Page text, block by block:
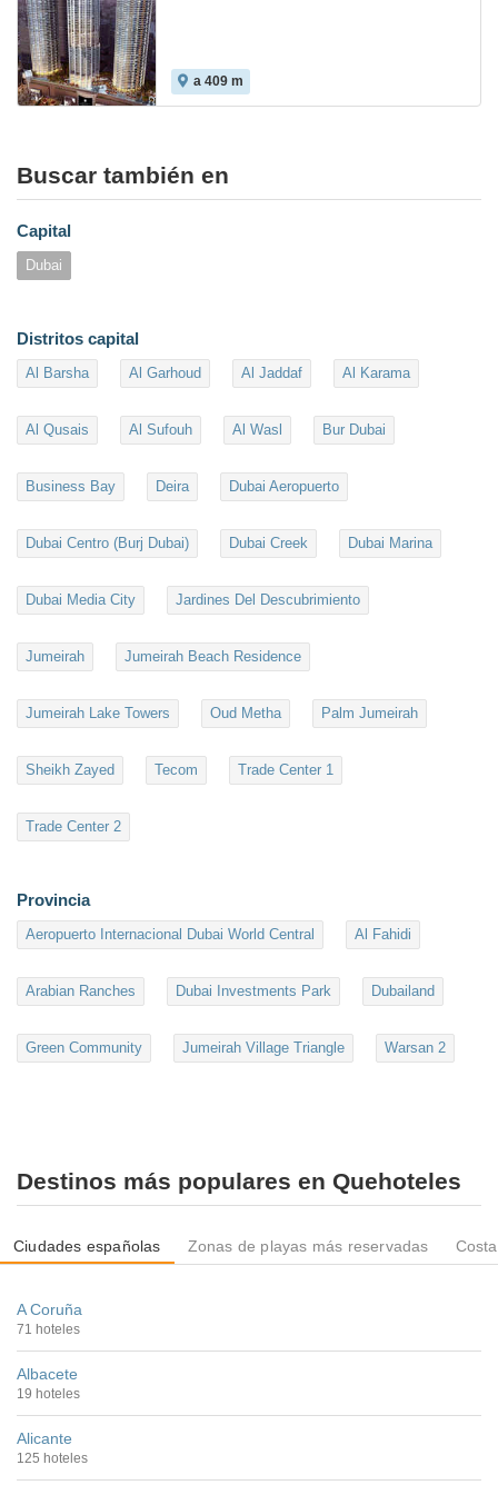
a 409 m
Buscar también en
Capital
Dubai
Distritos capital
Al Barsha Al Garhoud Al Jaddaf Al Karama
Al Qusais Al Sufouh Al Wasl Bur Dubai
Business Bay Deira Dubai Aeropuerto
Dubai Centro (Burj Dubai) Dubai Creek Dubai Marina
Dubai Media City Jardines Del Descubrimiento
Jumeirah Jumeirah Beach Residence
Jumeirah Lake Towers Oud Metha Palm Jumeirah
Sheikh Zayed Tecom Trade Center 1
Trade Center 2
Provincia
Aeropuerto Internacional Dubai World Central Al Fahidi
Arabian Ranches Dubai Investments Park Dubailand
Green Community Jumeirah Village Triangle Warsan 2
Destinos más populares en Quehoteles
Ciudades españolas Zonas de playas más reservadas
A Coruña
71 hoteles
Albacete
19 hoteles
Alicante
125 hoteles